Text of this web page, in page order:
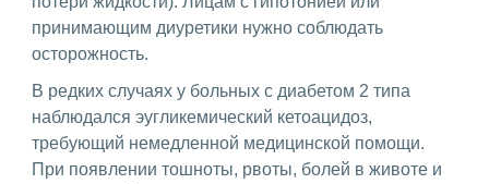
принимающим диуретики нужно соблюдать
осторожность.
В редких случаях у больных с диабетом 2 типа
наблюдался эугликемический кетоацидоз,
требующий немедленной медицинской помощи.
При появлении тошноты, рвоты, болей в животе и